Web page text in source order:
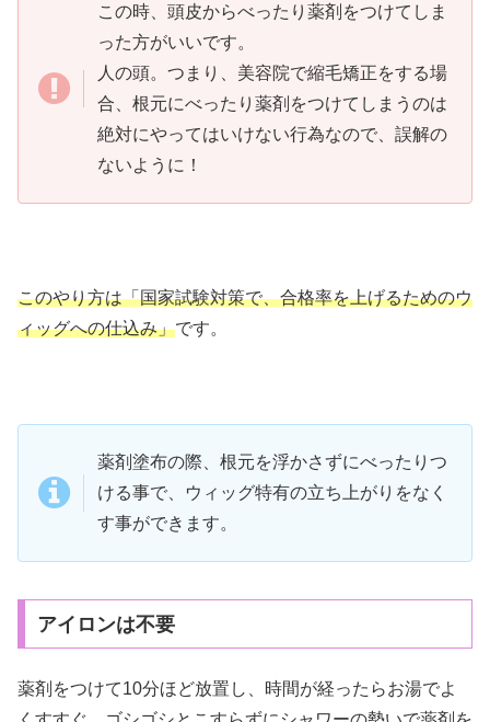
この時、頭皮からべったり薬剤をつけてしま
った方がいいです。
人の頭。つまり、美容院で縮毛矯正をする場
合、根元にべったり薬剤をつけてしまうのは
絶対にやってはいけない行為なので、誤解の
ないように！
このやり方は「国家試験対策で、合格率を上げるためのウ
ィッグへの仕込み」です。
薬剤塗布の際、根元を浮かさずにべったりつ
ける事で、ウィッグ特有の立ち上がりをなく
す事ができます。
アイロンは不要
薬剤をつけて10分ほど放置し、時間が経ったらお湯でよ